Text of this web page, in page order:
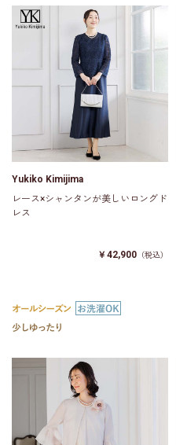
Yukiko Kimijima
レース×シャンタンが美しいロングド
レス
￥42,900 （税込）